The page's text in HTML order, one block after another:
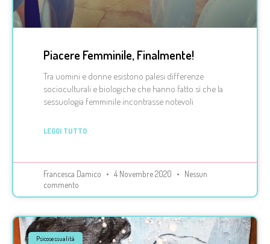
Piacere Femminile, Finalmente!
Tra uomini e donne esistono palesi differenze
socioculturali e biologiche che hanno fatto sì che la
sessuologia femminile incontrasse notevoli
LEGGI TUTTO
Francesca Damico 4 Novembre 2020
Nessun
commento
Psicosessualità